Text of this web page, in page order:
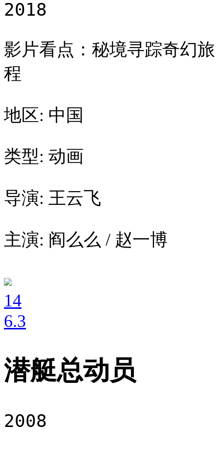
2018
影片看点：秘境寻踪奇幻旅
程
地区: 中国
类型: 动画
导演: 王云飞
主演: 阎么么 / 赵一博
14
6.3
潜艇总动员
2008